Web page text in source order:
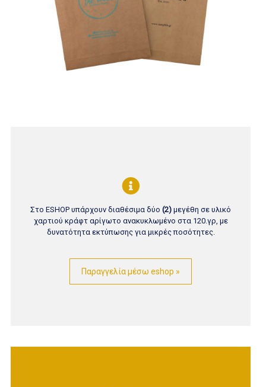
Στο ESHOP υπάρχουν διαθέσιμα δύο (2)μεγέθη σε υλικό
χαρτιού κράφτ αρίγωτο ανακυκλωμένο στα 120.γρ, με
δυνατότητα εκτύπωσης για μικρές ποσότητες.
Παραγγελία μέσω eshop »